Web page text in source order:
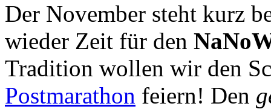
Der November steht kurz
wieder Zeit für den
Tradition wollen wir den
Postmarathon feiern! Den